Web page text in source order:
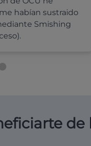
habían sustraido
Smishing